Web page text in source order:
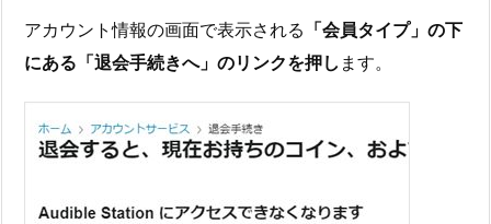
アカウント情報の画面で表示される 「会員タイプ」の下
にある「退会手続きへ」のリンクを押し ます。